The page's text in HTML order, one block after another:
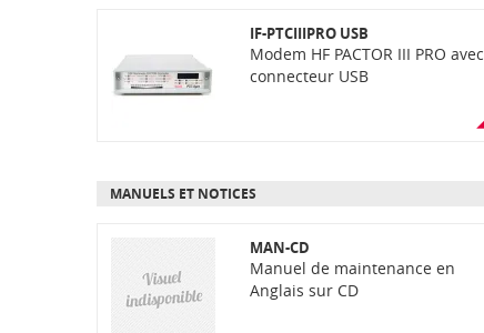
IF-PTCIIIPRO USB
Modem HF PACTOR III PRO avec
connecteur USB
MANUELS ET NOTICES
MAN-CD
Manuel de maintenance en
Anglais sur CD